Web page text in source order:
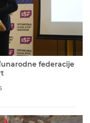
federacije